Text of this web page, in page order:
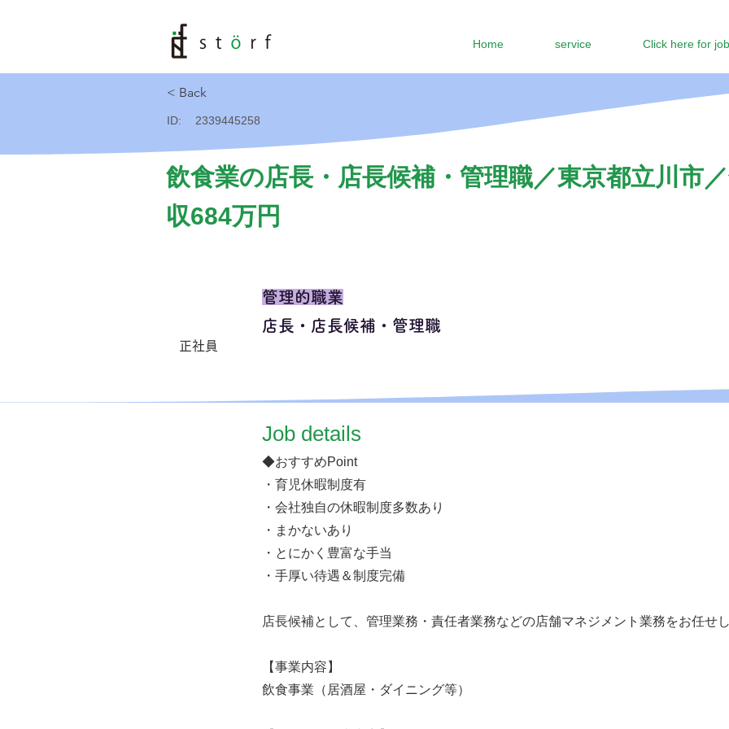
Home service Click here for
< Back
ID: 2339445258
飲食業の店長・店長候補・管理職／東京都立川市
収684万円
正社員
管理的職業
店長・店長候補・管理職
​Job details
◆おすすめPoint
・育児休暇制度有
・会社独自の休暇制度多数あり
・まかないあり
・とにかく豊富な手当
・手厚い待遇＆制度完備
店長候補として、管理業務・責任者業務などの店舗マネジメント業務をお任せ
【事業内容】
飲食事業（居酒屋・ダイニング等）